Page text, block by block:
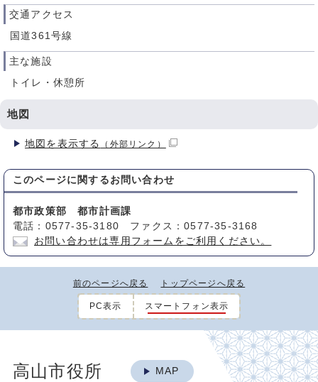
交通アクセス
国道361号線
主な施設
トイレ・休憩所
地図
地図を表示する （外部リンク）
このページに関する お問い合わせ
都市政策部 都市計画課
電話：0577-35-3180 ファクス：0577-35-3168
お問い合わせは専用フォームをご利用ください。
前のページへ戻る トップページへ戻る
PC表示 スマートフォン表示
高山市役所 MAP